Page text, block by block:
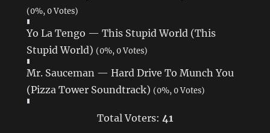
(0%, 0 Votes)
Yo La Tengo — This Stupid World (This
Stupid World) (0%, 0 Votes)
Mr. Sauceman — Hard Drive To Munch You
(Pizza Tower Soundtrack) (0%, 0 Votes)
Total Voters: 41